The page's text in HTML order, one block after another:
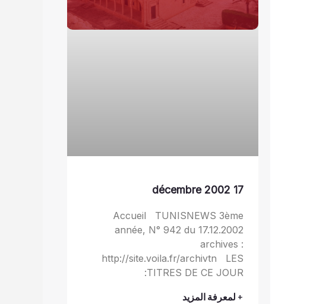
17 décembre 2002
Accueil TUNISNEWS 3ème
année, N° 942 du 17.12.2002
archives :
http://site.voila.fr/archivtn LES
TITRES DE CE JOUR:
+ لمعرفة المزيد